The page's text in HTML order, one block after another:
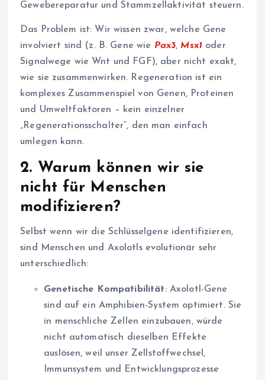
Gewebereparatur und Stammzellaktivität steuern.
Das Problem ist: Wir wissen zwar, welche Gene
involviert sind (z. B. Gene wie Pax3, Msx1 oder
Signalwege wie Wnt und FGF), aber nicht exakt,
wie sie zusammenwirken. Regeneration ist ein
komplexes Zusammenspiel von Genen, Proteinen
und Umweltfaktoren – kein einzelner
„Regenerationsschalter“, den man einfach
umlegen kann.
2. Warum können wir sie
nicht für Menschen
modifizieren?
Selbst wenn wir die Schlüsselgene identifizieren,
sind Menschen und Axolotls evolutionär sehr
unterschiedlich:
Genetische Kompatibilität: Axolotl-Gene
sind auf ein Amphibien-System optimiert. Sie
in menschliche Zellen einzubauen, würde
nicht automatisch dieselben Effekte
auslösen, weil unser Zellstoffwechsel,
Immunsystem und Entwicklungsprozesse